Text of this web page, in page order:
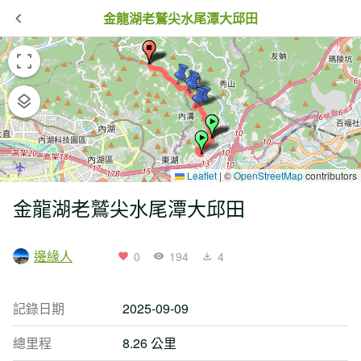
金龍湖老鷲尖水尾潭大邱田
Leaflet | ©OpenStreetMapcontributors
金龍湖老鷲尖水尾潭大邱田
邊緣人 0 194 4
記錄日期
2025-09-09
總里程
8.26 公里